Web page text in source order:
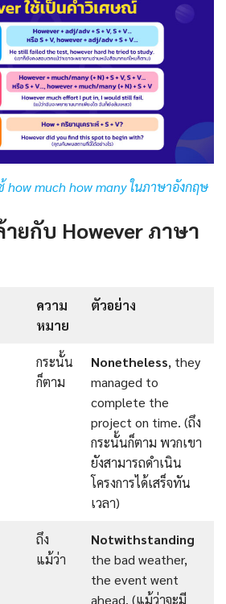
how much how many ในภาษาอังกฤษ
ายกับ However ภาษา
ความ
หมาย
ตัวอย่าง
กระนั้น
ก็ตาม
Nonetheless, they
managed to
complete the
project on time. (ถึง
กระนั้นก็ตาม พวกเขา
ยังสามารถดําเนิน
โครงการได้เสร็จทัน
เวลา)
ถึง
แม้ว่า
Notwithstanding
the bad weather,
the event went
ahead. (แม้ว่าจะมี